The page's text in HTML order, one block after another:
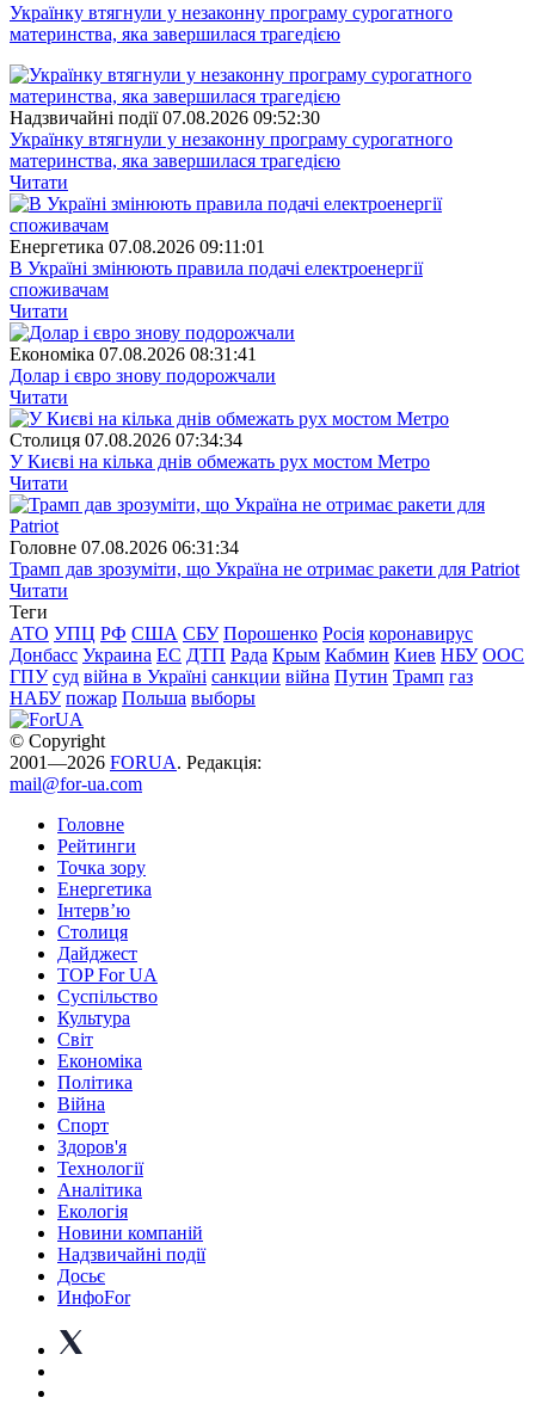
Українку втягнули у незаконну програму сурогатного
материнства, яка завершилася трагедією
Надзвичайні події 07.08.2026 09:52:30
Українку втягнули у незаконну програму сурогатного
материнства, яка завершилася трагедією
Читати
Енергетика 07.08.2026 09:11:01
В Україні змінюють правила подачі електроенергії
споживачам
Читати
Економіка 07.08.2026 08:31:41
Долар і євро знову подорожчали
Читати
Столиця 07.08.2026 07:34:34
У Києві на кілька днів обмежать рух мостом Метро
Читати
Головне 07.08.2026 06:31:34
Трамп дав зрозуміти, що Україна не отримає ракети для Patriot
Читати
Теги
АТО УПЦ РФ США СБУ Порошенко Росія коронавирус
Донбасс Украина ЕС ДТП Рада Крым Кабмин Киев НБУ ООС
ГПУ суд війна в Україні санкции війна Путин Трамп газ
НАБУ пожар Польша выборы
© Copyright
2001—2026 FORUA. Редакція:
mail@for-ua.com
Головне
Рейтинги
Точка зору
Енергетика
Інтерв’ю
Столиця
Дайджест
TOP For UA
Суспiльство
Культура
Світ
Економіка
Політика
Війна
Спорт
Здоров'я
Технології
Аналітика
Екологія
Новини компаній
Надзвичайні події
Досьє
ИнфоFor